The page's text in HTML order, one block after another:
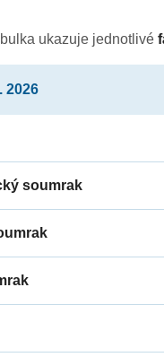
ukazuje jednotlivé
2026
soumrak